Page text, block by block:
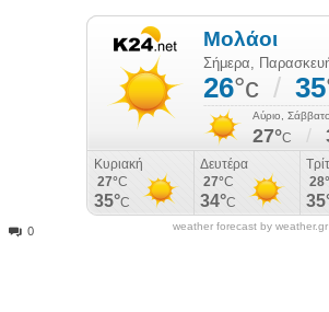
0 weather forecast by weather.gr